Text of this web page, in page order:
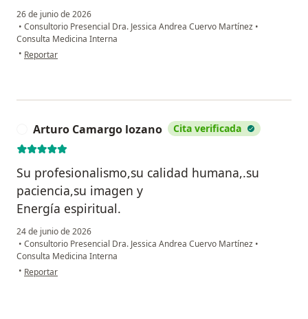
26 de junio de 2026
• Consultorio Presencial Dra. Jessica Andrea Cuervo Martínez •
Consulta Medicina Interna
• en opinión del usuario Daniela G
Reportar
Arturo Camargo lozano Cita verificada
Su profesionalismo,su calidad humana,.su
paciencia,su imagen y
Energía espiritual.
24 de junio de 2026
• Consultorio Presencial Dra. Jessica Andrea Cuervo Martínez •
Consulta Medicina Interna
• en opinión del usuario Arturo Camargo lozano
Reportar